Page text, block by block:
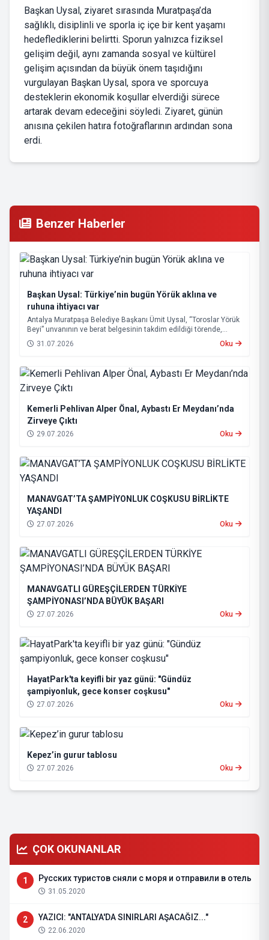
Başkan Uysal, ziyaret sırasında Muratpaşa’da
sağlıklı, disiplinli ve sporla iç içe bir kent yaşamı
hedeflediklerini belirtti. Sporun yalnızca fiziksel
gelişim değil, aynı zamanda sosyal ve kültürel
gelişim açısından da büyük önem taşıdığını
vurgulayan Başkan Uysal, spora ve sporcuya
desteklerin ekonomik koşullar elverdiği sürece
artarak devam edeceğini söyledi. Ziyaret, günün
anısına çekilen hatıra fotoğraflarının ardından sona
erdi.
Benzer Haberler
Başkan Uysal: Türkiye’nin bugün Yörük aklına ve
ruhuna ihtiyacı var
Antalya Muratpaşa Belediye Başkanı Ümit Uysal, “Toroslar Yörük
Beyi” unvanının ve berat belgesinin takdim edildiği törende,
Yörük kültürünün liyakat, dayanışma, bağımsızlık, üretkenlik ve
sorun çözme anlayışıyla Türkiye’nin geleceğine yön verecek
31.07.2026 Oku
Kemerli Pehlivan Alper Önal, Aybastı Er Meydanı’nda
Zirveye Çıktı
29.07.2026 Oku
MANAVGAT’TA ŞAMPİYONLUK COŞKUSU BİRLİKTE
YAŞANDI
27.07.2026 Oku
MANAVGATLI GÜREŞÇİLERDEN TÜRKİYE
ŞAMPİYONASI’NDA BÜYÜK BAŞARI
27.07.2026 Oku
HayatPark'ta keyifli bir yaz günü: "Gündüz
şampiyonluk, gece konser coşkusu"
27.07.2026 Oku
Kepez’in gurur tablosu
27.07.2026 Oku
ÇOK OKUNANLAR
1 Русских туристов сняли с моря и отправили в отель
31.05.2020
2 YAZICI: "ANTALYA'DA SINIRLARI AŞACAĞIZ..."
22.06.2020